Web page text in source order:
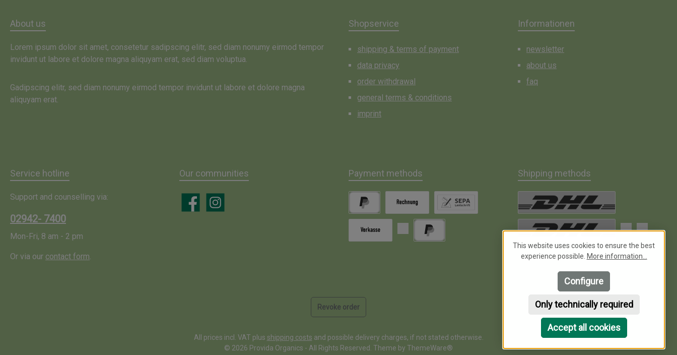
About us
Lorem ipsum dolor sit amet, consetetur sadipscing elitr, sed diam nonumy eirmod tempor
invidunt ut labore et dolore magna aliquyam erat, sed diam voluptua.
Gadipscing elitr, sed diam nonumy eirmod tempor invidunt ut labore et dolore magna
aliquyam erat.
Shopservice
shipping & terms of payment
data privacy
order withdrawal
general terms & conditions
imprint
Informationen
newsletter
about us
faq
Service hotline
Support and counselling via:
02942- 7400
Mon-Fri, 8 am - 2 pm
Or via our contact form.
Our communities
FacebookInstagram
Payment methods
Invoice
PayPal Direct Debit
Shipping methods
DHL Paket
DHL Kleinpaket
Revoke order
All prices incl. VAT plus shipping costs and possible delivery charges, if not stated otherwise.
© 2026 Provida Organics - All Rights Reserved. Theme by ThemeWare®
This website uses cookies to ensure the best
experience possible. More information...
Only technically required
Configure
Accept all cookies